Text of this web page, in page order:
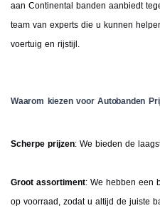
aan Continental banden aanbiedt
team van experts die u kunnen
voertuig en rijstijl.
Waarom kiezen voor Autobanden
Scherpe prijzen: We bieden de
Groot assortiment: We hebben een
op voorraad, zodat u altijd de juiste